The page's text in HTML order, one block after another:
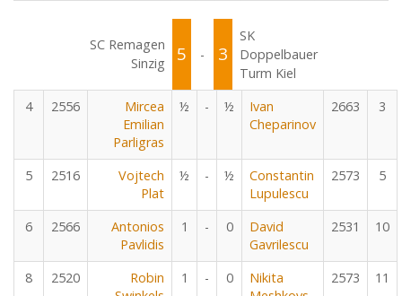
SC Remagen
Sinzig
5 - 3
SK
Doppelbauer
Turm Kiel
4
2556
Mircea
Emilian
Parligras
½ - ½
Ivan
Cheparinov
2663 3
5 2516
Vojtech
Plat
½ - ½
Constantin
Lupulescu
2573 5
6 2566
Antonios
Pavlidis
1 - 0
David
Gavrilescu
2531 10
8 2520
Robin
1 - 0
Nikita
2573 11